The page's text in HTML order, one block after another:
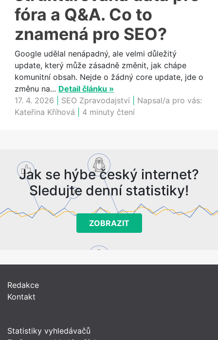
fóra a Q&A. Co to
znamená pro SEO?
Google udělal nenápadný, ale velmi důležitý
update, který může zásadně změnit, jak chápe
komunitní obsah. Nejde o žádný core update, jde o
změnu na... Detail článku »
17. 4. 2026
SEO Zpravodajství
Napsal/a pro vás:
Kateřina Kříhová
4 minuty čtení
Jak se hýbe český internet?
Sledujte denní statistiky!
ZOBRAZIT
Redakce
Kontakt
Statistiky vyhledávačů